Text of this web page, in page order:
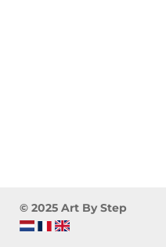
© 2025 Art By Step